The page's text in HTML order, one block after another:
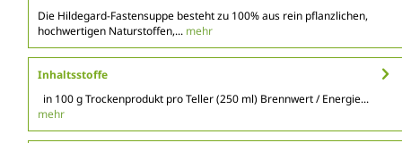
Die Hildegard-Fastensuppe besteht zu 100% aus rein pflanzlichen,
hochwertigen Naturstoffen,... mehr
Inhaltsstoffe
in 100 g Trockenprodukt pro Teller (250 ml) Brennwert / Energie...
mehr